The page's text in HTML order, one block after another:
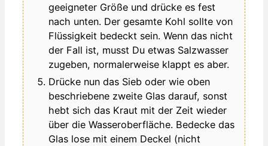
geeigneter Größe und drücke es fest
nach unten. Der gesamte Kohl sollte von
Flüssigkeit bedeckt sein. Wenn das nicht
der Fall ist, musst Du etwas Salzwasser
zugeben, normalerweise klappt es aber.
Drücke nun das Sieb oder wie oben
beschriebene zweite Glas darauf, sonst
hebt sich das Kraut mit der Zeit wieder
über die Wasseroberfläche. Bedecke das
Glas lose mit einem Deckel (nicht